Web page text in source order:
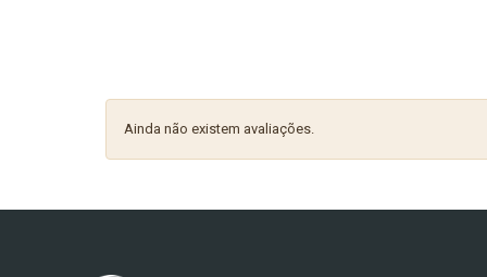
Ainda não existem avaliações.